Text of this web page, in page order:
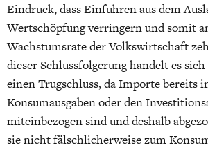
Eindruck, dass Einfuhren aus dem
Wertschöpfung verringern und somit
Wachstumsrate der Volkswirtschaft
dieser Schlussfolgerung handelt es
einen Trugschluss, da Importe bereits
Konsumausgaben oder den
miteinbezogen sind und deshalb
sie nicht fälschlicherweise zum